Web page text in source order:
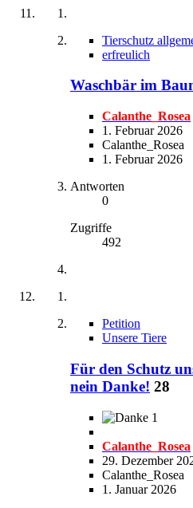
Tierschutz
erfreulich
Waschbär im
Calanthe_Rosea
1. Februar 2026
Calanthe_Rosea
1. Februar 2026
Antworten
0
Zugriffe
492
Petition
Unsere Tiere
Für den Schutz
nein Danke! 28
1
Calanthe_Rosea
29. Dezember
Calanthe_Rosea
1. Januar 2026